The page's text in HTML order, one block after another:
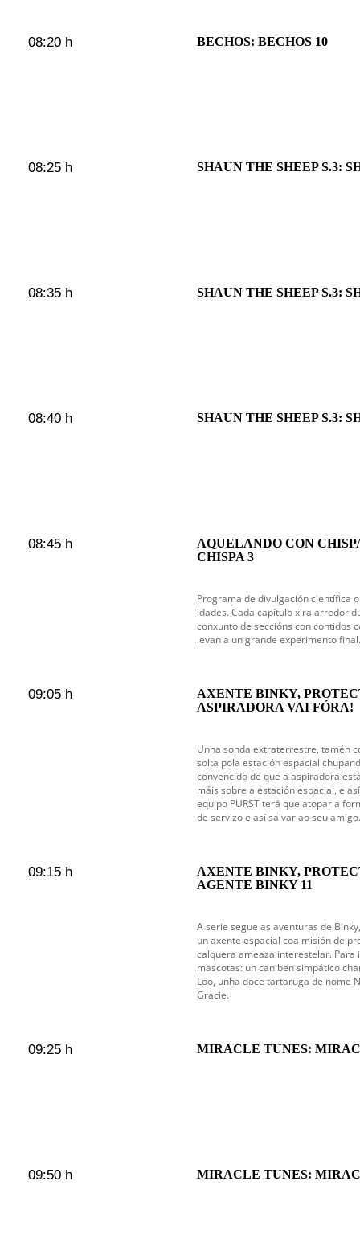
08:20 h BECHOS: BECHOS 10
08:25 h SHAUN THE SHEEP S.3:
08:35 h SHAUN THE SHEEP S.3:
08:40 h SHAUN THE SHEEP S.3:
08:45 h
AQUELANDO CON
CHISPA 3
Programa de divulgación científica
idades. Cada capítulo xira arredor
conxunto de seccións con contidos
levan a un grande experimento final.
09:05 h
AXENTE BINKY,
ASPIRADORA VAI FÓRA!
Unha sonda extraterrestre, tamén
solta pola estación espacial
convencido de que a aspiradora
máis sobre a estación espacial, e
equipo PURST terá que atopar a
de servizo e así salvar ao seu amigo.
09:15 h
AXENTE BINKY,
AGENTE BINKY 11
A serie segue as aventuras de
un axente espacial coa misión de
calquera ameaza interestelar. Para
mascotas: un can ben simpático
Loo, unha doce tartaruga de nome
Gracie.
09:25 h MIRACLE TUNES:
09:50 h MIRACLE TUNES: